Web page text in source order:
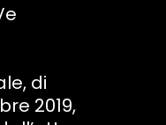
di
2019,